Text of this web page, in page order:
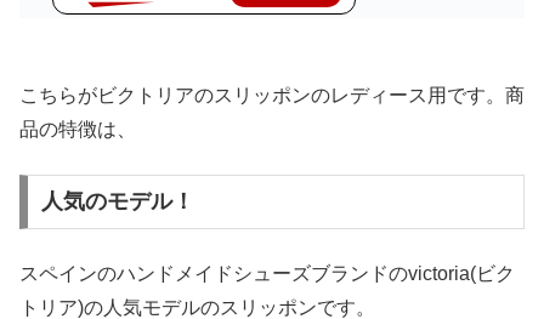
こちらがビクトリアのスリッポンのレディース用です。商
品の特徴は、
人気のモデル！
スペインのハンドメイドシューズブランドのvictoria(ビク
トリア)の人気モデルのスリッポンです。